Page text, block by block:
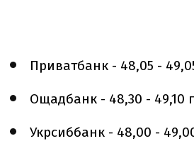
Приватбанк - 48,05 -
Ощадбанк - 48,30 - 49,10
Укрсиббанк - 48,00 -